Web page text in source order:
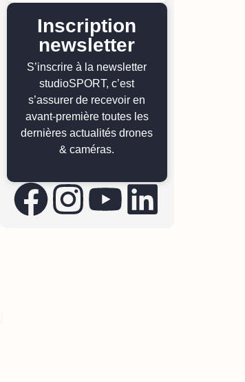
Inscription
newsletter
S’inscrire à la newsletter
studioSPORT, c’est
s’assurer de recevoir en
avant-première toutes les
dernières actualités drones
& caméras.